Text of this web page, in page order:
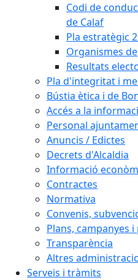
Codi de
de Calaf
Pla estratègic
Organismes
Resultats
Pla d'integritat i
Bústia ètica i de
Accés a la
Personal
Anuncis / Edictes
Decrets d'Alcaldia
Informació
Contractes
Normativa
Convenis,
Plans, campanyes
Transparència
Altres
Serveis i tràmits